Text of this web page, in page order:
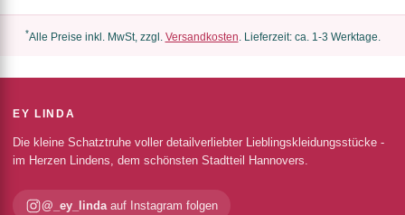
*Alle Preise inkl. MwSt, zzgl. Versandkosten. Lieferzeit: ca. 1-3 Werktage.
EY LINDA
Die kleine Schatztruhe voller detailverliebter Lieblingskleidungsstücke -
im Herzen Lindens, dem schönsten Stadtteil Hannovers.
@_ey_lindaauf Instagram folgen